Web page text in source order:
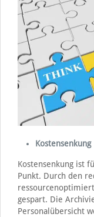
Kostensenkung
Kostensenkung ist
Punkt. Durch den
gespart. Die
Personalübersicht